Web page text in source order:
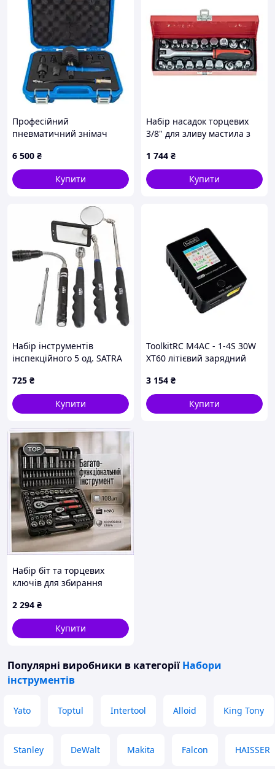
Професійний
пневматичний знімач
вібраційним ударним
молотком + аксесуари
FALCON F05853
6 500 ₴
Купити
Набір насадок торцевих
3/8" для зливу мастила з
QUATROS QS60019B
1 744 ₴
Купити
Набір інструментів
інспекційного 5 од. SATRA
725 ₴
Купити
ToolkitRC M4AC - 1-4S 30W
XT60 літієвий зарядний
3 154 ₴
Купити
Набір біт та торцевих
ключів для збирання
2 294 ₴
Купити
Популярні виробники в категорії Набори
інструментів
Yato Toptul Intertool Alloid King Tony
Stanley DeWalt Makita Falcon HAISSER